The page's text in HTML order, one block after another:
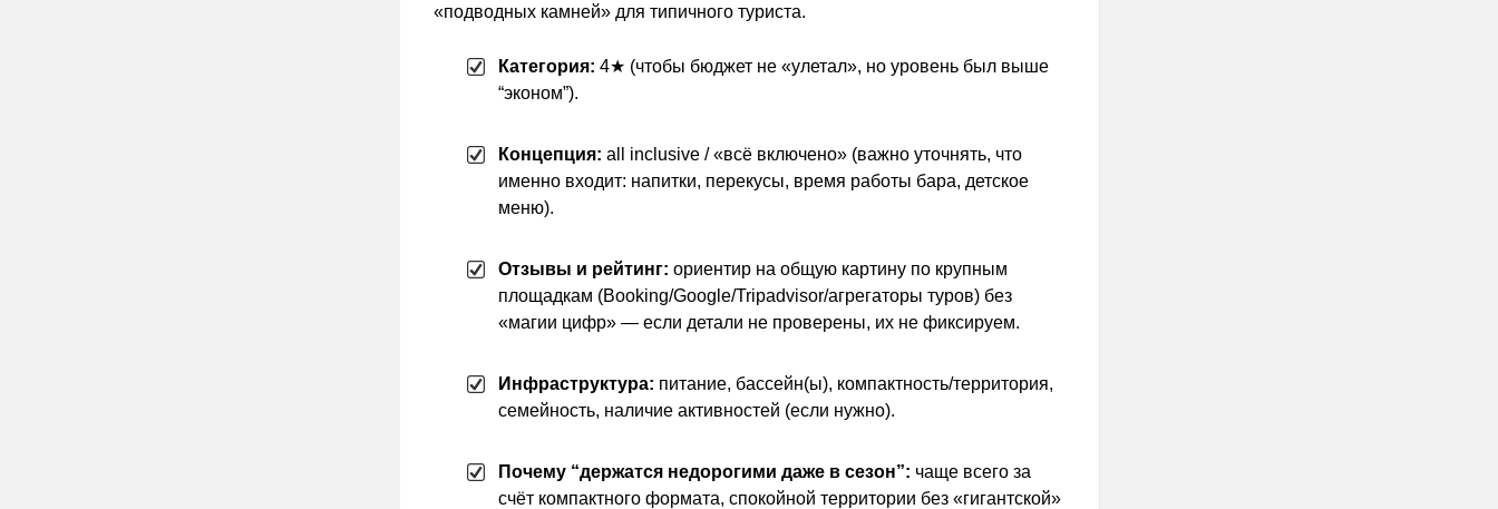
«подводных камней» для типичного туриста.
Категория: 4★ (чтобы бюджет не «улетал», но уровень был выше
“эконом”).
Концепция: all inclusive / «всё включено» (важно уточнять, что
именно входит: напитки, перекусы, время работы бара, детское
меню).
Отзывы и рейтинг: ориентир на общую картину по крупным
площадкам (Booking/Google/Tripadvisor/агрегаторы туров) без
«магии цифр» — если детали не проверены, их не фиксируем.
Инфраструктура: питание, бассейн(ы), компактность/территория,
семейность, наличие активностей (если нужно).
Почему “держатся недорогими даже в сезон”: чаще всего за
счёт компактного формата, спокойной территории без «гигантской»